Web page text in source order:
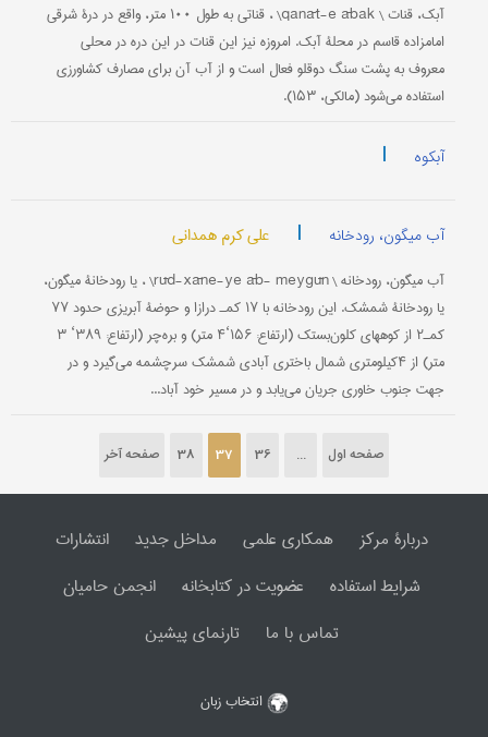
آبک، قنات \ qanāt-e ābak\ ، قناتی به طول ۱۰۰ متر، واقع در درۀ شرقی
امامزاده قاسم در محلۀ آبک. امروزه نیز این قنات در این دره در محلی
معروف به پشت سنگ دوقلو فعال است و از آب آن برای مصارف کشاورزی
استفاده می‌شود (مالکی، ۱۵۳).
آبکوه |
آب میگون، رودخانه | علی کرم همدانی
آب میگون، رودخانه \ rūd-xāne-ye āb- meygūn\ ، یا رودخانۀ میگون،
یا رودخانۀ شمشک. این رودخانه با ۱۷ کمـ درازا و حوضۀ آبریزی حدود ۷۷
کمـ‍۲ از کوههای کلون‌بستک (ارتفاع: ۱۵۶‘۴ متر) و بره‌چر (ارتفاع: ۳۸۹‘ ۳
متر) از ۴کیلومتری شمال باختری آبادی شمشک سرچشمه می‌گیرد و در
جهت جنوب خاوری جریان می‌یابد و در مسیر خود آباد...
صفحه اول ...
36
37
38 صفحه آخر
دربارۀ مرکز همکاری علمی مداخل جدید
انتشارات
شرایط استفاده
عضویت در کتابخانه
انجمن حامیان
تماس با ما
تارنمای پیشین
انتخاب زبان